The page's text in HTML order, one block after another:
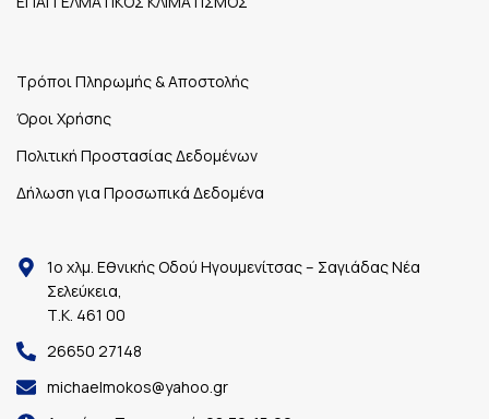
Τρόποι Πληρωμής & Αποστολής
Όροι Χρήσης
Πολιτική Προστασίας Δεδομένων
Δήλωση για Προσωπικά Δεδομένα
1ο χλμ. Εθνικής Οδού Ηγουμενίτσας – Σαγιάδας Νέα
Σελεύκεια,
Τ.Κ. 461 00
26650 27148
michaelmokos@yahoo.gr